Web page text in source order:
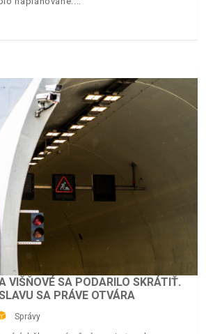
VIŠŇOVÉ SA PODARILO SKRÁTIŤ.
SA PRÁVE OTVÁRA
Správy